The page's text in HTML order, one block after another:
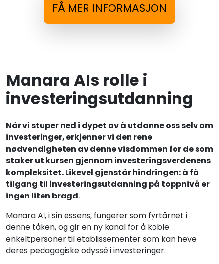
FÅ MER INFORMASJON
Manara AIs rolle i
investeringsutdanning
Når vi stuper ned i dypet av å utdanne oss selv om
investeringer, erkjenner vi den rene
nødvendigheten av denne visdommen for de som
staker ut kursen gjennom investeringsverdenens
kompleksitet. Likevel gjenstår hindringen: å få
tilgang til investeringsutdanning på toppnivå er
ingen liten bragd.
Manara AI, i sin essens, fungerer som fyrtårnet i
denne tåken, og gir en ny kanal for å koble
enkeltpersoner til etablissementer som kan heve
deres pedagogiske odyssé i investeringer.